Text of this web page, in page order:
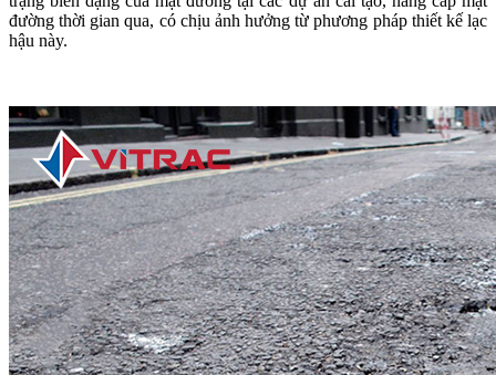
đường thời gian qua, có chịu ảnh hưởng từ phương pháp thiết kế lạc
hậu này.